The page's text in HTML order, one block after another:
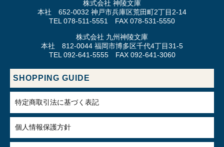
株式会社 神陵文庫
本社 652-0032 神戸市兵庫区荒田町2丁目2-14
TEL 078-511-5551 FAX 078-531-5550
株式会社 九州神陵文庫
本社 812-0044 福岡市博多区千代4丁目31-5
TEL 092-641-5555 FAX 092-641-3060
SHOPPING GUIDE
特定商取引法に基づく表記
個人情報保護方針